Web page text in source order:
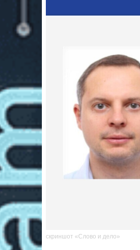
скриншот «Слово и дело»